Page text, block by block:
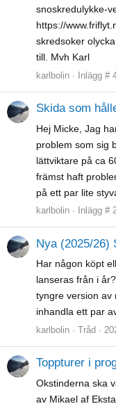
snoskredulykke-
https://
skredsoker
till. Mvh Karl
karlbolin Inlägg #
Skida som
Hej Micke, Jag
problem som sig
lättviktare på ca
främst haft
på ett par lite
karlbolin Inlägg #
Nya (2025/26)
Har någon köpt
lanseras från i
tyngre version av
inhandla ett par
karlbolin Tråd
Toppturer i
Okstinderna ska
av Mikael af